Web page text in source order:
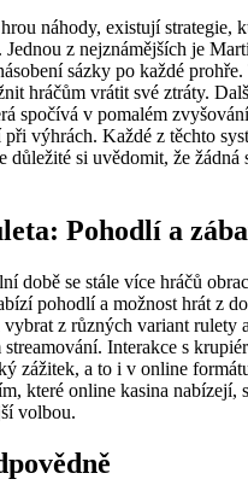
náhody, existují strategie,
Jednou z nejznámějších je
sázky po každé
hráčům vrátit své ztráty.
spočívá v pomalém
výhrách. Každé z těchto
důležité si uvědomit, že žádná
Pohodlí a
době se stále více hráčů
pohodlí a možnost hrát z
z různých variant rulety
Interakce s
zážitek, a to i v online
které online kasina nabízejí,
volbou.